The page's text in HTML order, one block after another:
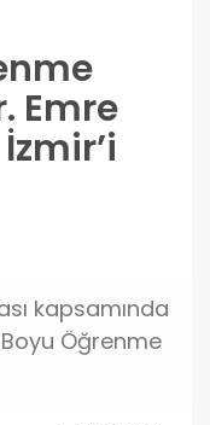
Emre
dr-emre-
kapsamında
Boyu Öğrenme